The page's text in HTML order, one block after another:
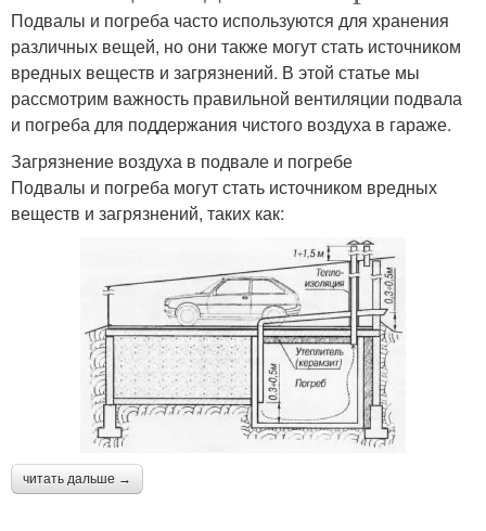
Подвалы и погреба часто используются для хранения
различных вещей, но они также могут стать источником
вредных веществ и загрязнений. В этой статье мы
рассмотрим важность правильной вентиляции подвала
и погреба для поддержания чистого воздуха в гараже.
Загрязнение воздуха в подвале и погребе
Подвалы и погреба могут стать источником вредных
веществ и загрязнений, таких как:
читать дальше →